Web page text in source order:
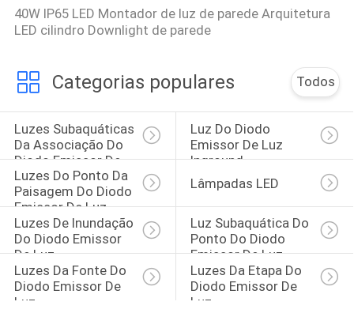
40W IP65 LED Montador de luz de parede Arquitetura
LED cilindro Downlight de parede
Categorias populares Todos
Luzes Subaquáticas
Da Associação Do
Diodo Emissor De
Luz
Luz Do Diodo
Emissor De Luz
Inground
Luzes Do Ponto Da
Paisagem Do Diodo
Emissor De Luz
Lâmpadas LED
Luzes De Inundação
Do Diodo Emissor
De Luz
Luz Subaquática Do
Ponto Do Diodo
Emissor De Luz
Luzes Da Fonte Do
Diodo Emissor De
Luz
Luzes Da Etapa Do
Diodo Emissor De
Luz